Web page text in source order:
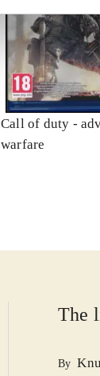
Call of duty -
warfare
The
By